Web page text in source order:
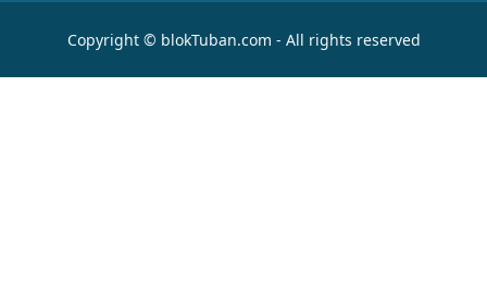
Copyright © blokTuban.com - All rights reserved